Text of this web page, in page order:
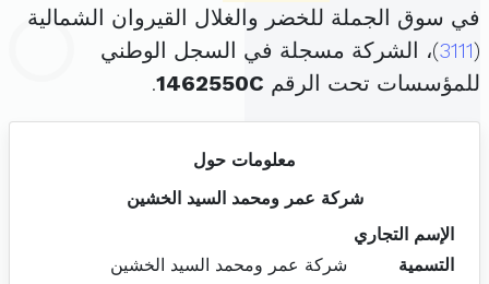
في سوق الجملة للخضر والغلال القيروان الشمالية
(
3111)، الشركة مسجلة في السجل الوطني
للمؤسسات تحت الرقم 1462550C
.
معلومات حول
شركة عمر ومحمد السيد الخشين
الإسم التجاري
التسمية
شركة عمر ومحمد السيد الخشين